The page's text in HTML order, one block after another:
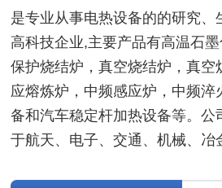
是专业从事电热设备的的研究、
高科技企业,主要产品有高温石
保护烧结炉，真空烧结炉，真空
应熔炼炉，中频感应炉，中频淬
备和汽车稳定杆加热设备等。公
于航天、电子、交通、机械、冶